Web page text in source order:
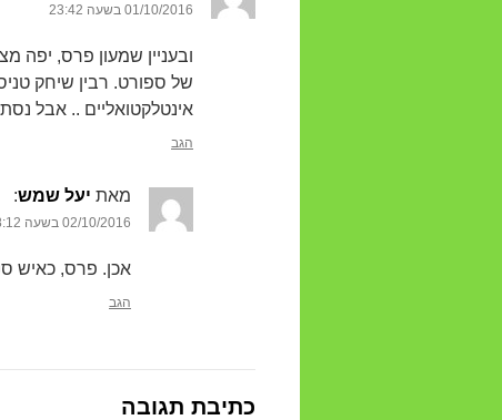
01/10/2016 בשעה 23:42
ובעניין שמעון פרס, יפה
של ספורט. רבין שיחק
אינטלקטואליים .. אבל
הגב
מאת יעל שמש‏:
02/10/2016 בשעה 8:12
אכן. פרס, כאיש
הגב
כתיבת תגובה